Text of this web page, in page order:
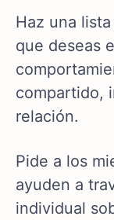
Haz una
que deseas
compartido,
relación.
Pide a los
ayuden a
individual